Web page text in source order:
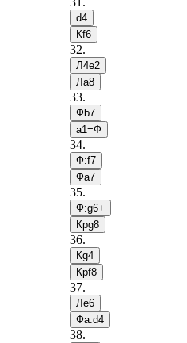
d4
Кf6
32.
Л4e2
Лa8
33.
Фb7
a1=Ф
34.
Ф:f7
Фa7
35.
Ф:g6+
Крg8
36.
Кg4
Крf8
37.
Лe6
Фa:d4
38.